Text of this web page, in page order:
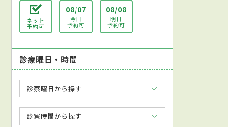
ネット
予約可
08/07
今日
予約可
08/08
明日
予約可
診療曜日・時間
診察曜日から探す
診察時間から探す